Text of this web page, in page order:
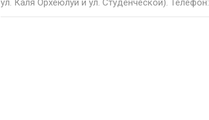
ул. Каля Орхеюлуй и ул. Студенческой). Телефон: